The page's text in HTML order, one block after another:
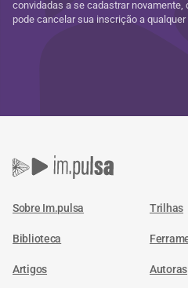
convidadas a se cadastrar novamente,
pode cancelar sua inscrição a qualquer
Sobre Im.pulsa Trilhas
Biblioteca
Artigos Autoras